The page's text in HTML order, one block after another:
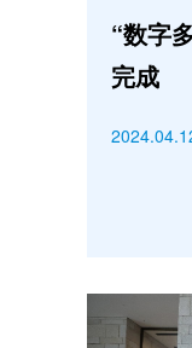
“数字
完成